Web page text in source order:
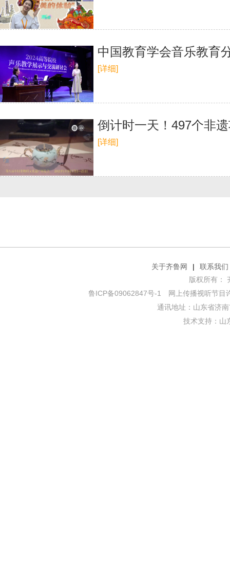
中国教育学会音乐教育
[详细]
倒计时一天！497个非
[详细]
关于齐鲁网 |
联系我们
版权所有：
鲁ICP备09062847号-1
网上传播视听节目
通讯地址：山东省济
技术支持： 山